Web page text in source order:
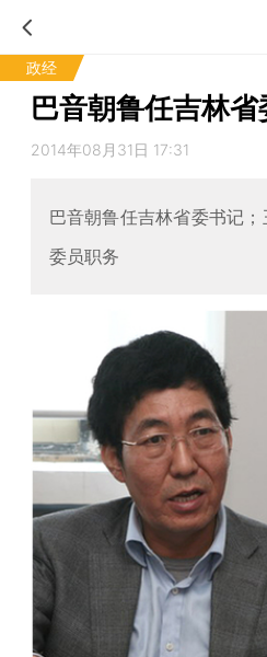
政经
巴音朝鲁任吉林
2014年08月31日 17:31
巴音朝鲁任吉林省委书记；
委员职务